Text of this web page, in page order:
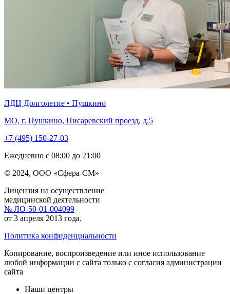
ЛДЦ Долголетие • Пушкино
МО, г. Пушкино, Писаревский проезд, д.5
+7 (495) 150-27-03
Ежедневно с 08:00 до 21:00
© 2024, ООО «Сфера-СМ»
Лицензия на осуществление
медицинской деятельности
№ ЛО-50-01-004099
от 3 апреля 2013 года.
Политика конфиденциальности
Копирование, воспроизведение или иное использование
любой информации с сайта только с согласия администрации
сайта
Наши центры